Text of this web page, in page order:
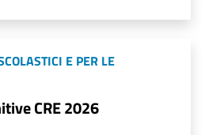
E PER LE
CRE 2026